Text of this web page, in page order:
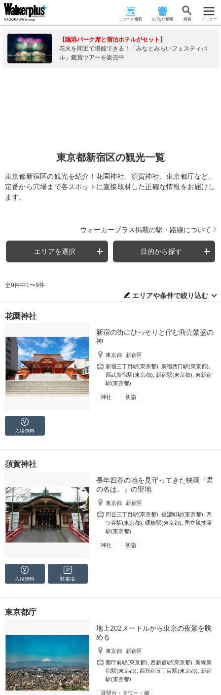
ニュース･連載 おでかけ情報 検 索 メニュー
【臨港パーク席と宿泊ホテルがセット】
花火を間近で堪能できる！「みなとみらいフェスティバ
ル」鑑賞ツアーを販売中
東京都新宿区の観光一覧
東京都新宿区の観光を紹介！花園神社、須賀神社、東京都庁など、
定番から穴場まで各スポットに直接取材した正確な情報をお届けし
ます。
ウォーカープラス掲載の駅・路線について
エリアを選択 目的から探す
全9件中1〜9件
エリアや条件で絞り込む
花園神社
新宿の街にひっそりと佇む商売繁盛の
神
東京都
新宿区
新宿三丁目駅(東京都)
新宿西口駅(東京都)
西武新宿駅(東京都)
新宿駅(東京都) ,東新宿
駅(東京都)
神社 初詣
入場無料
須賀神社
長年四谷の地を見守ってきた映画『君
の名は。』の聖地
東京都
新宿区
四谷三丁目駅(東京都) ,信濃町駅(東京都)
四
ツ谷駅(東京都) ,曙橋駅(東京都)
国立競技場
駅(東京都)
神社 初詣
入場無料 駐車場
東京都庁
地上202メートルから東京の夜景を眺
める
東京都
新宿区
都庁前駅(東京都) ,西新宿駅(東京都)
新線新
宿駅(東京都) ,西新宿五丁目駅(東京都)
新宿
駅(東京都)
展望台・タワー・橋